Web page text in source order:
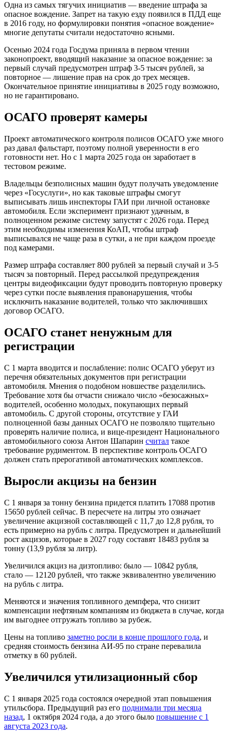
Одна из самых тягучих инициатив — введение штрафа за
опасное вождение. Запрет на такую езду появился в ПДД еще
в 2016 году, но формулировки понятия «опасное вождение»
многие депутаты считали недостаточно ясными.
Осенью 2024 года Госдума приняла в первом чтении
законопроект, вводящий наказание за опасное вождение: за
первый случай предусмотрен штраф 3-5 тысяч рублей, за
повторное — лишение прав на срок до трех месяцев.
Окончательное принятие инициативы в 2025 году возможно,
но не гарантировано.
ОСАГО проверят камеры
Проект автоматического контроля полисов ОСАГО уже много
раз давал фальстарт, поэтому полной уверенности в его
готовности нет. Но с 1 марта 2025 года он заработает в
тестовом режиме.
Владельцы безполисных машин будут получать уведомление
через «Госуслуги», но как таковые штрафы смогут
выписывать лишь инспекторы ГАИ при личной остановке
автомобиля. Если эксперимент признают удачным, в
полноценном режиме систему запустят с 2026 года. Перед
этим необходимы изменения КоАП, чтобы штраф
выписывался не чаще раза в сутки, а не при каждом проезде
под камерами.
Размер штрафа составляет 800 рублей за первый случай и 3-5
тысяч за повторный. Перед рассылкой предупреждения
центры видеофиксации будут проводить повторную проверку
через сутки после выявления правонарушения, чтобы
исключить наказание водителей, только что заключивших
договор ОСАГО.
ОСАГО станет ненужным для
регистрации
С 1 марта вводится и послабление: полис ОСАГО уберут из
перечня обязательных документов при регистрации
автомобиля. Мнения о подобном новшестве разделились.
Требование хотя бы отчасти снижало число «безосажных»
водителей, особенно молодых, покупающих первый
автомобиль. С другой стороны, отсутствие у ГАИ
полноценной базы данных ОСАГО не позволяло тщательно
проверять наличие полиса, и вице-президент Национального
автомобильного союза Антон Шапарин считал такое
требование рудиментом. В перспективе контроль ОСАГО
должен стать прерогативой автоматических комплексов.
Выросли акцизы на бензин
С 1 января за тонну бензина придется платить 17088 против
15650 рублей сейчас. В пересчете на литры это означает
увеличение акцизной составляющей с 11,7 до 12,8 рубля, то
есть примерно на рубль с литра. Предусмотрен и дальнейший
рост акцизов, которые в 2027 году составят 18483 рубля за
тонну (13,9 рубля за литр).
Увеличился акциз на дизтопливо: было — 10842 рубля,
стало — 12120 рублей, что также эквивалентно увеличению
на рубль с литра.
Меняются и значения топливного демпфера, что снизит
компенсации нефтяным компаниям из бюджета в случае, когда
им выгоднее отгружать топливо за рубеж.
Цены на топливо заметно росли в конце прошлого года, и
средняя стоимость бензина АИ-95 по стране перевалила
отметку в 60 рублей.
Увеличился утилизационный сбор
С 1 января 2025 года состоялся очередной этап повышения
утильсбора. Предыдущий раз его поднимали три месяца
назад, 1 октября 2024 года, а до этого было повышение с 1
августа 2023 года.